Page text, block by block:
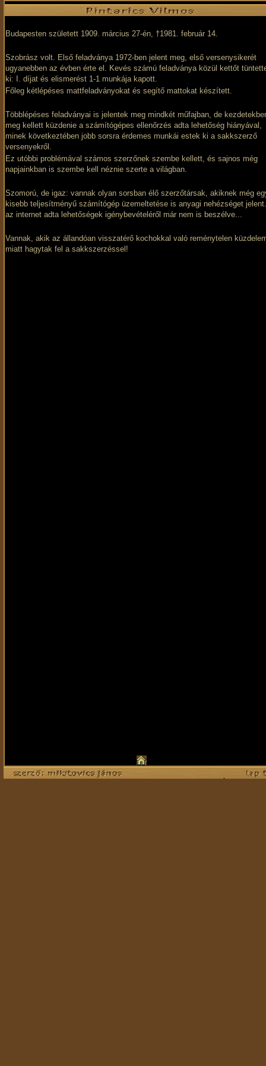
Budapesten született 1909. március 27-én, †1981. február 14.
Szobrász volt. Első feladványa 1972-ben jelent meg, első versenysikerét
ugyanebben az évben érte el. Kevés számú feladványa közül kettőt
ki: I. díjat és elismerést 1-1 munkája kapott.
Főleg kétlépéses mattfeladványokat és segítő mattokat készített.
Többlépéses feladványai is jelentek meg mindkét műfajban, de
meg kellett küzdenie a számítógépes ellenőrzés adta lehetőség hiányával,
minek következtében jobb sorsra érdemes munkái estek ki a sakkszerző
versenyekről.
Ez utóbbi problémával számos szerzőnek szembe kellett, és sajnos még
napjainkban is szembe kell néznie szerte a világban.
Szomorú, de igaz: vannak olyan sorsban élő szerzőtársak, akiknek még
kisebb teljesítményű számítógép üzemeltetése is anyagi nehézséget
az internet adta lehetőségek igénybevételéről már nem is beszélve...
Vannak, akik az állandóan visszatérő kochokkal való reménytelen
miatt hagytak fel a sakkszerzéssel!